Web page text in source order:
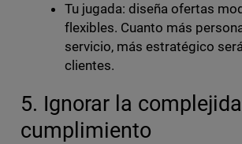
Tu jugada: diseña ofertas
flexibles. Cuanto más
servicio, más estratégico
clientes.
5. Ignorar la
cumplimiento